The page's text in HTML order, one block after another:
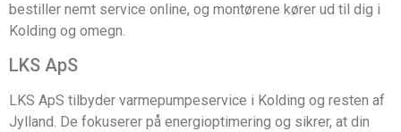
bestiller nemt service online, og montørene kører ud til dig i
Kolding og omegn.
LKS ApS
LKS ApS tilbyder varmepumpeservice i Kolding og resten af
Jylland. De fokuserer på energioptimering og sikrer, at din